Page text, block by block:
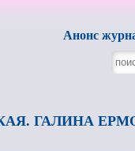
Анонс журнала
ГАЛИНА